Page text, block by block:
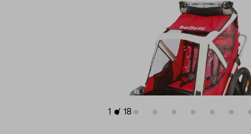
1 / 18